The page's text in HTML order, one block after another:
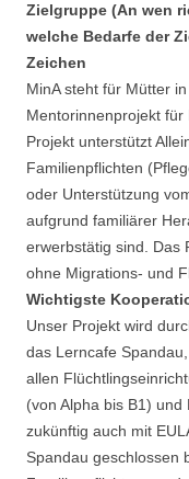
Zielgruppe (An wen
welche Bedarfe der
Zeichen
MinA steht für Mütter
Mentorinnenprojekt für
Projekt unterstützt
Familienpflichten
oder Unterstützung
aufgrund familiärer
erwerbstätig sind. Das
ohne Migrations- und
Wichtigste
Unser Projekt wird
das Lerncafe
allen
(von Alpha bis B1)
zukünftig auch mit
Spandau geschlossen